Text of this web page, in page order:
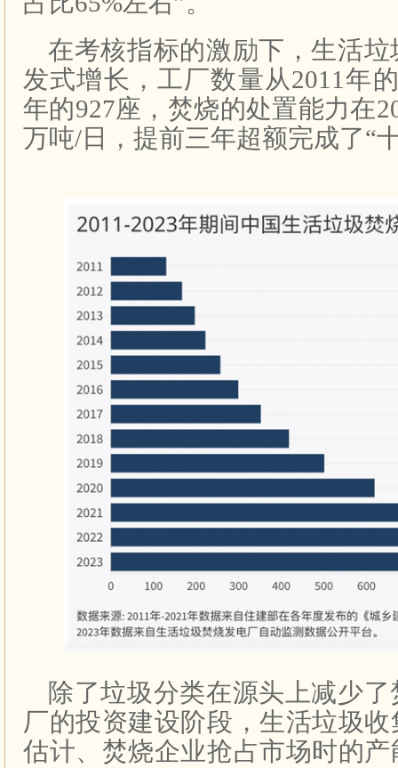
在考核指标的激励下，生活
发式增长，工厂数量从2011年
年的927座，焚烧的处置能力在
万吨/日，提前三年超额完成了“
除了垃圾分类在源头上减少
厂的投资建设阶段，生活垃圾
估计、焚烧企业抢占市场时的